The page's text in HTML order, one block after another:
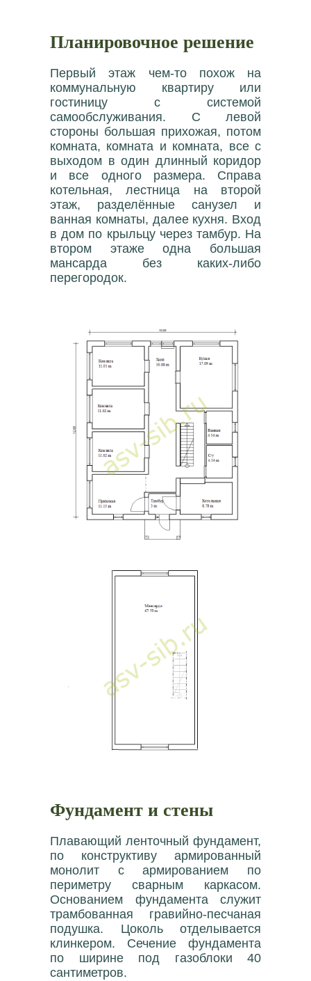
Планировочное решение
Первый этаж чем-то похож на
коммунальную квартиру или
гостиницу с системой
самообслуживания. С левой
стороны большая прихожая, потом
комната, комната и комната, все с
выходом в один длинный коридор
и все одного размера. Справа
котельная, лестница на второй
этаж, разделённые санузел и
ванная комнаты, далее кухня. Вход
в дом по крыльцу через тамбур. На
втором этаже одна большая
мансарда без каких-либо
перегородок.
Фундамент и стены
Плавающий ленточный фундамент,
по конструктиву армированный
монолит с армированием по
периметру сварным каркасом.
Основанием фундамента служит
трамбованная гравийно-песчаная
подушка. Цоколь отделывается
клинкером. Сечение фундамента
по ширине под газоблоки 40
сантиметров.